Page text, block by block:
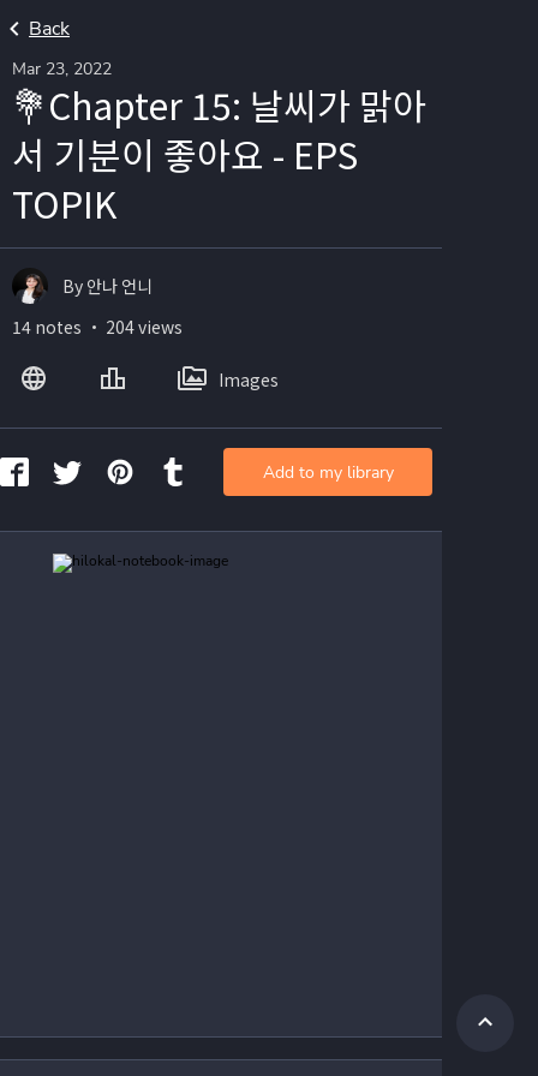
Back
Mar 23, 2022
💐Chapter 15: 날씨가 맑아
서 기분이 좋아요 - EPS
TOPIK
By 안나 언니
14 notes ・ 204 views
Images
Add to my library